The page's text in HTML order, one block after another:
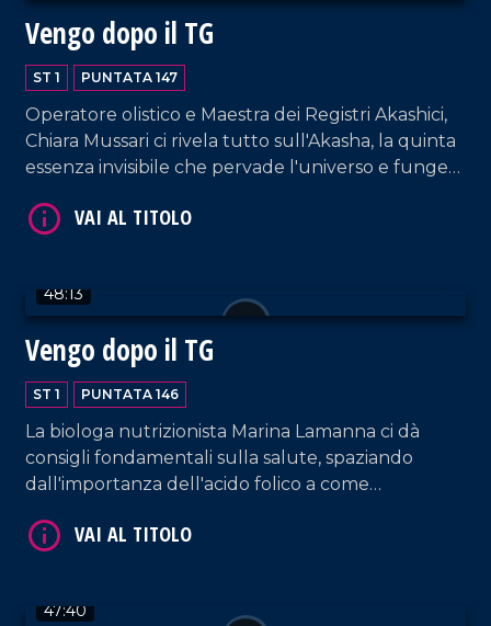
Vengo dopo il TG
ST 1 PUNTATA 147
Operatore olistico e Maestra dei Registri Akashici,
Chiara Mussari ci rivela tutto sull'Akasha, la quinta
essenza invisibile che pervade l'universo e funge
parola ed evento della storia.
48:13
Vengo dopo il TG
ST 1 PUNTATA 146
La biologa nutrizionista Marina Lamanna ci dà
consigli fondamentali sulla salute, spaziando
dall'importanza dell'acido folico a come
dal nostro salotto.
47:40
VAI AL TITOLO
VAI AL TITOLO